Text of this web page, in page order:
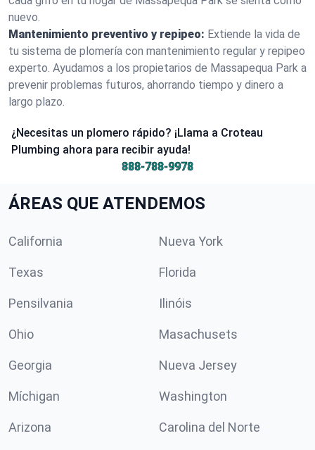
nuevo.
Mantenimiento preventivo y repipeo: Extiende la vida de
tu sistema de plomería con mantenimiento regular y repipeo
experto. Ayudamos a los propietarios de Massapequa Park a
prevenir problemas futuros, ahorrando tiempo y dinero a
largo plazo.
¿Necesitas un plomero rápido? ¡Llama a Croteau
Plumbing ahora para recibir ayuda!
888-788-9978
ÁREAS QUE ATENDEMOS
California Nueva York
Texas Florida
Pensilvania Ilinóis
Ohio Masachusets
Georgia Nueva Jersey
Míchigan Washington
Arizona Carolina del Norte